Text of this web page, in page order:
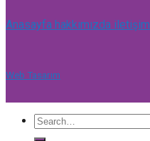
Anasayfa hakkımızda iletişim
Web Tasarım